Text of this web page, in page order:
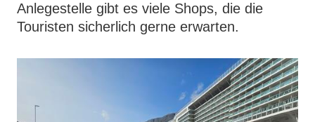
Anlegestelle gibt es viele Shops, die die
Touristen sicherlich gerne erwarten.